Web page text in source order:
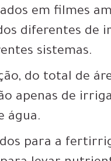
em filmes
diferentes de
sistemas.
do total de
apenas de
água.
para a